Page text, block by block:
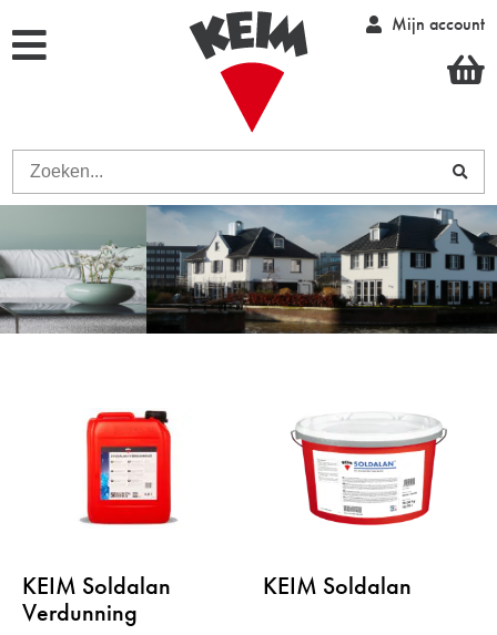
Mijn account
KEIM Soldalan
Verdunning
KEIM Soldalan